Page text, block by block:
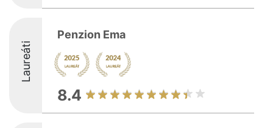
Laureáti
Penzion Ema
8.4